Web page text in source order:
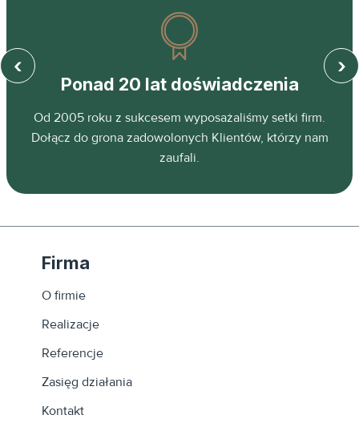
Ponad 20 lat doświadczenia
Od 2005 roku z sukcesem wyposażaliśmy setki firm.
Dołącz do grona zadowolonych Klientów, którzy nam
zaufali.
‹ ›
Firma
O firmie
Realizacje
Referencje
Zasięg działania
Kontakt